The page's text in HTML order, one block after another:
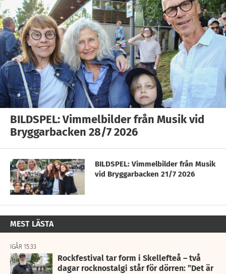
BILDSPEL: Vimmelbilder från Musik vid
Bryggarbacken 28/7 2026
BILDSPEL: Vimmelbilder från Musik
vid Bryggarbacken 21/7 2026
MEST LÄSTA
IGÅR 15:33
Rockfestival tar form i Skellefteå – två
dagar rocknostalgi står för dörren: ”Det är